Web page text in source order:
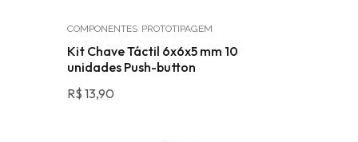
COMPONENTES PROTOTIPAGEM
Kit Chave Táctil 6x6x5 mm 10
unidades Push-button
R$ 13,90